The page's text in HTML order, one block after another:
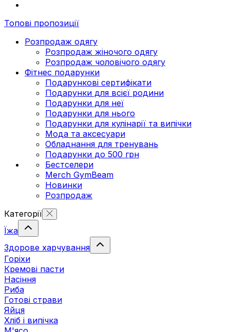
Топові пропозиції
Розпродаж одягу
Розпродаж жіночого одягу
Розпродаж чоловічого одягу
Фітнес подарунки
Подарункові сертифікати
Подарунки для всієї родини
Подарунки для неї
Подарунки для нього
Подарунки для кулінарії та випічки
Мода та аксесуари
Обладнання для тренувань
Подарунки до 500 грн
Бестселери
Merch GymBeam
Новинки
Розпродаж
Категорії
Їжа
Здорове харчування
Горіхи
Кремові пасти
Насіння
Риба
Готові страви
Яйця
Хліб і випічка